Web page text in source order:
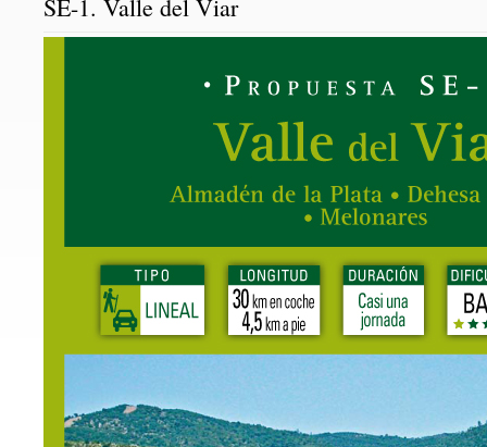
SE-1. Valle del Viar